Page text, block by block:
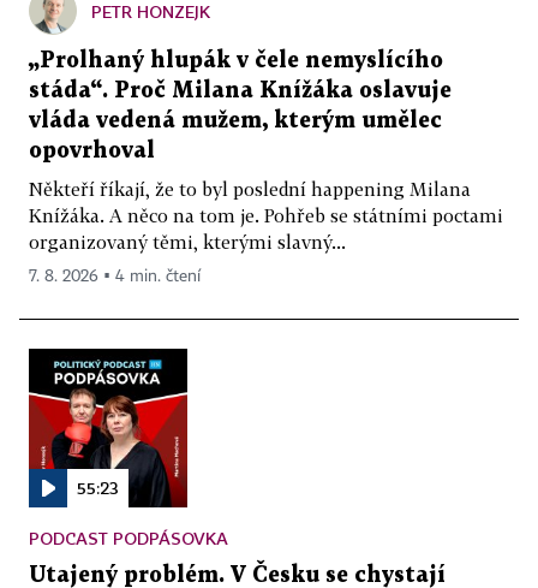
PETR HONZEJK
„Prolhaný hlupák v čele nemyslícího
stáda“. Proč Milana Knížáka oslavuje
vláda vedená mužem, kterým umělec
opovrhoval
Někteří říkají, že to byl poslední happening Milana
Knížáka. A něco na tom je. Pohřeb se státními poctami
organizovaný těmi, kterými slavný...
7. 8. 2026 ▪ 4 min. čtení
55:23
PODCAST PODPÁSOVKA
Utajený problém. V Česku se chystají